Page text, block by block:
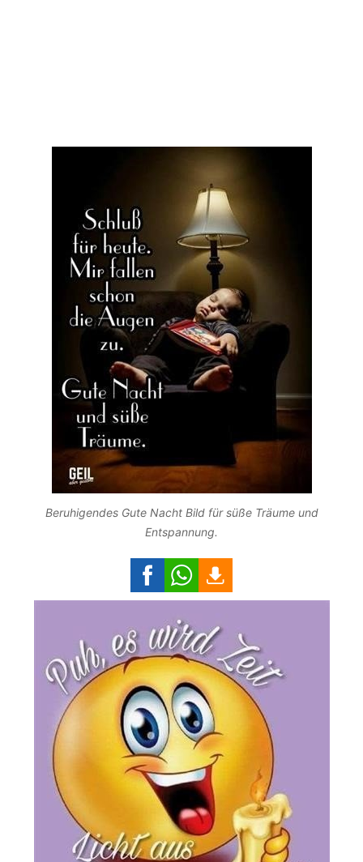
Beruhigendes Gute Nacht Bild für süße Träume und
Entspannung.